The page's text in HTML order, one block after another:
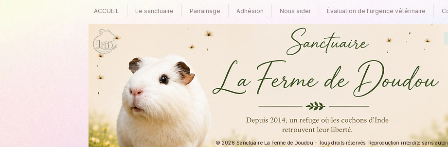
ACCUEIL Le sanctuaire Parrainage Adhésion Nous aider Évaluation de l'urgence vétérinaire
© 2026 Sanctuaire La Ferme de Doudou - Tous droits réservés. Reproduction interdite sans